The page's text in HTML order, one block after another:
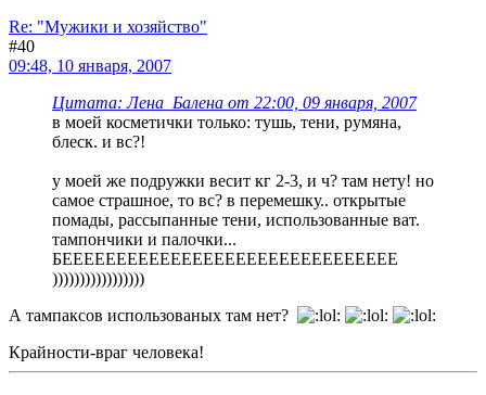
Re: "Мужики и хозяйство"
#40
09:48, 10 января, 2007
Цитата: Лена_Балена от 22:00, 09 января, 2007
в моей косметички только: тушь, тени, румяна,
блеск. и вс?!
у моей же подружки весит кг 2-3, и ч? там нету! но
самое страшное, то вс? в перемешку.. открытые
помады, рассыпанные тени, использованные ват.
тампончики и палочки...
БЕЕЕЕЕЕЕЕЕЕЕЕЕЕЕЕЕЕЕЕЕЕЕЕЕЕЕЕЕЕЕ
)))))))))))))))))
А тампаксов использованых там нет?
Крайности-враг человека!